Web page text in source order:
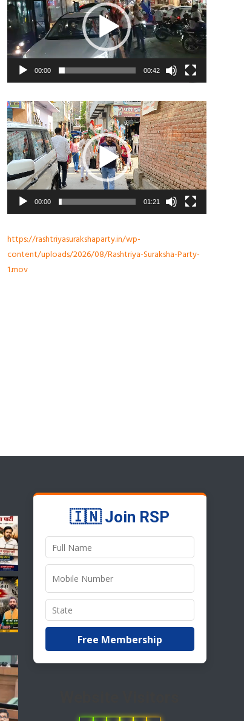
00:00 00:42
Video
Player
00:00 01:21
https://rashtriyasurakshaparty.in/wp-
content/uploads/2026/08/Rashtriya-Suraksha-Party-
1.mov
🇮🇳 Join RSP
Free Membership